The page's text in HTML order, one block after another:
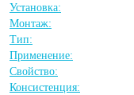
Установка:
Монтаж:
Тип:
Применение:
Свойство:
Консистенция: